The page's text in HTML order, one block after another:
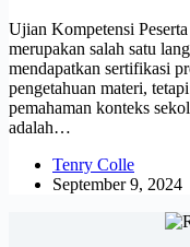
Ujian Kompetensi
merupakan salah satu
mendapatkan sertifikasi
pengetahuan materi,
pemahaman konteks
adalah…
Tenry Colle
September 9, 2024